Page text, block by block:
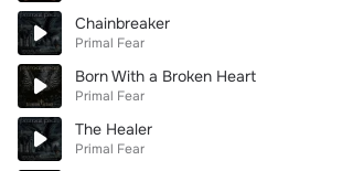
Chainbreaker
Primal Fear
Born With a Broken Heart
Primal Fear
The Healer
Primal Fear